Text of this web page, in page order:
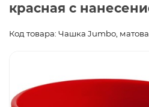
красная с
Код товара: Чашка Jumbo,